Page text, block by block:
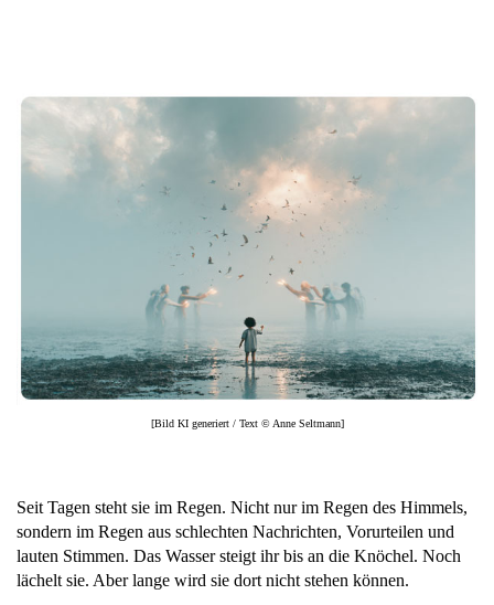
[Bild KI generiert / Text © Anne Seltmann]
Seit Tagen steht sie im Regen. Nicht nur im Regen des Himmels,
sondern im Regen aus schlechten Nachrichten, Vorurteilen und
lauten Stimmen. Das Wasser steigt ihr bis an die Knöchel. Noch
lächelt sie. Aber lange wird sie dort nicht stehen können.